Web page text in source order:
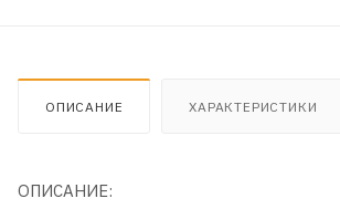
ОПИСАНИЕ ХАРАКТЕРИСТИКИ
ОПИСАНИЕ: